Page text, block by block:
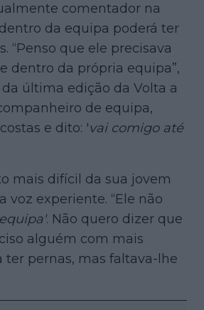
comentador na
da equipa poderá ter
“Penso que ele precisava
dentro da própria equipa”,
última edição da Volta a
de equipa,
e dito: 'vai comigo até
mais difícil da sua jovem
experiente. “Ele não
. Não quero dizer que
alguém com mais
pernas, mas faltava-lhe